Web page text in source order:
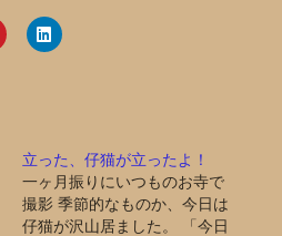
立った、仔猫が立ったよ！
一ヶ月振りにいつものお寺で
撮影 季節的なものか、今日は
仔猫が沢山居ました。 「今日